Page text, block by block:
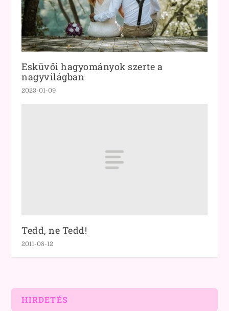
Esküvői hagyományok szerte a
nagyvilágban
2023-01-09
Tedd, ne Tedd!
2011-08-12
HIRDETÉS